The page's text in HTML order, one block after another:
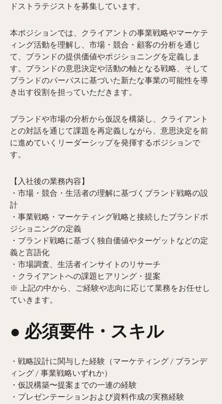
ドストラテジストを募集しています。
本ポジションでは、クライアントの事業戦略やマーケテ
ィング活動を理解し、市場・競合・顧客の分析を通じ
て、ブランドの提供価値やポジショニングを定義しま
す。ブランドの意思決定や活動の軸となる戦略、そして
ブランドのパーパスに基づいた新たな事業の可能性を導
き出す役割を担っていただきます。
ブランドや市場の分析から仮説を構築し、クライアント
との対話を通じて課題を再定義しながら、意思決定を前
に進めていくリーダーシップを発揮するポジションで
す。
【入社後の業務内容】
・市場・競合・生活者の理解に基づくブランド戦略の設
計
・事業戦略・マーケティング戦略と接続したブランドポ
ジショニングの定義
・ブランド戦略に基づく独自価値やターゲットなどの定
義と言語化
・市場調査、生活者インサイトのリサーチ
・クライアントへの課題ヒアリング・提案
※ 上記の中から、ご経験や志向に応じて業務をお任せし
ていきます。
● 必須要件・スキル
・戦略設計に関与した経験（マーケティング / ブランデ
ィング / 事業戦略いずれか）
・仮説構築〜提案までの一連の経験
・プレゼンテーションおよび資料作成の実務経験